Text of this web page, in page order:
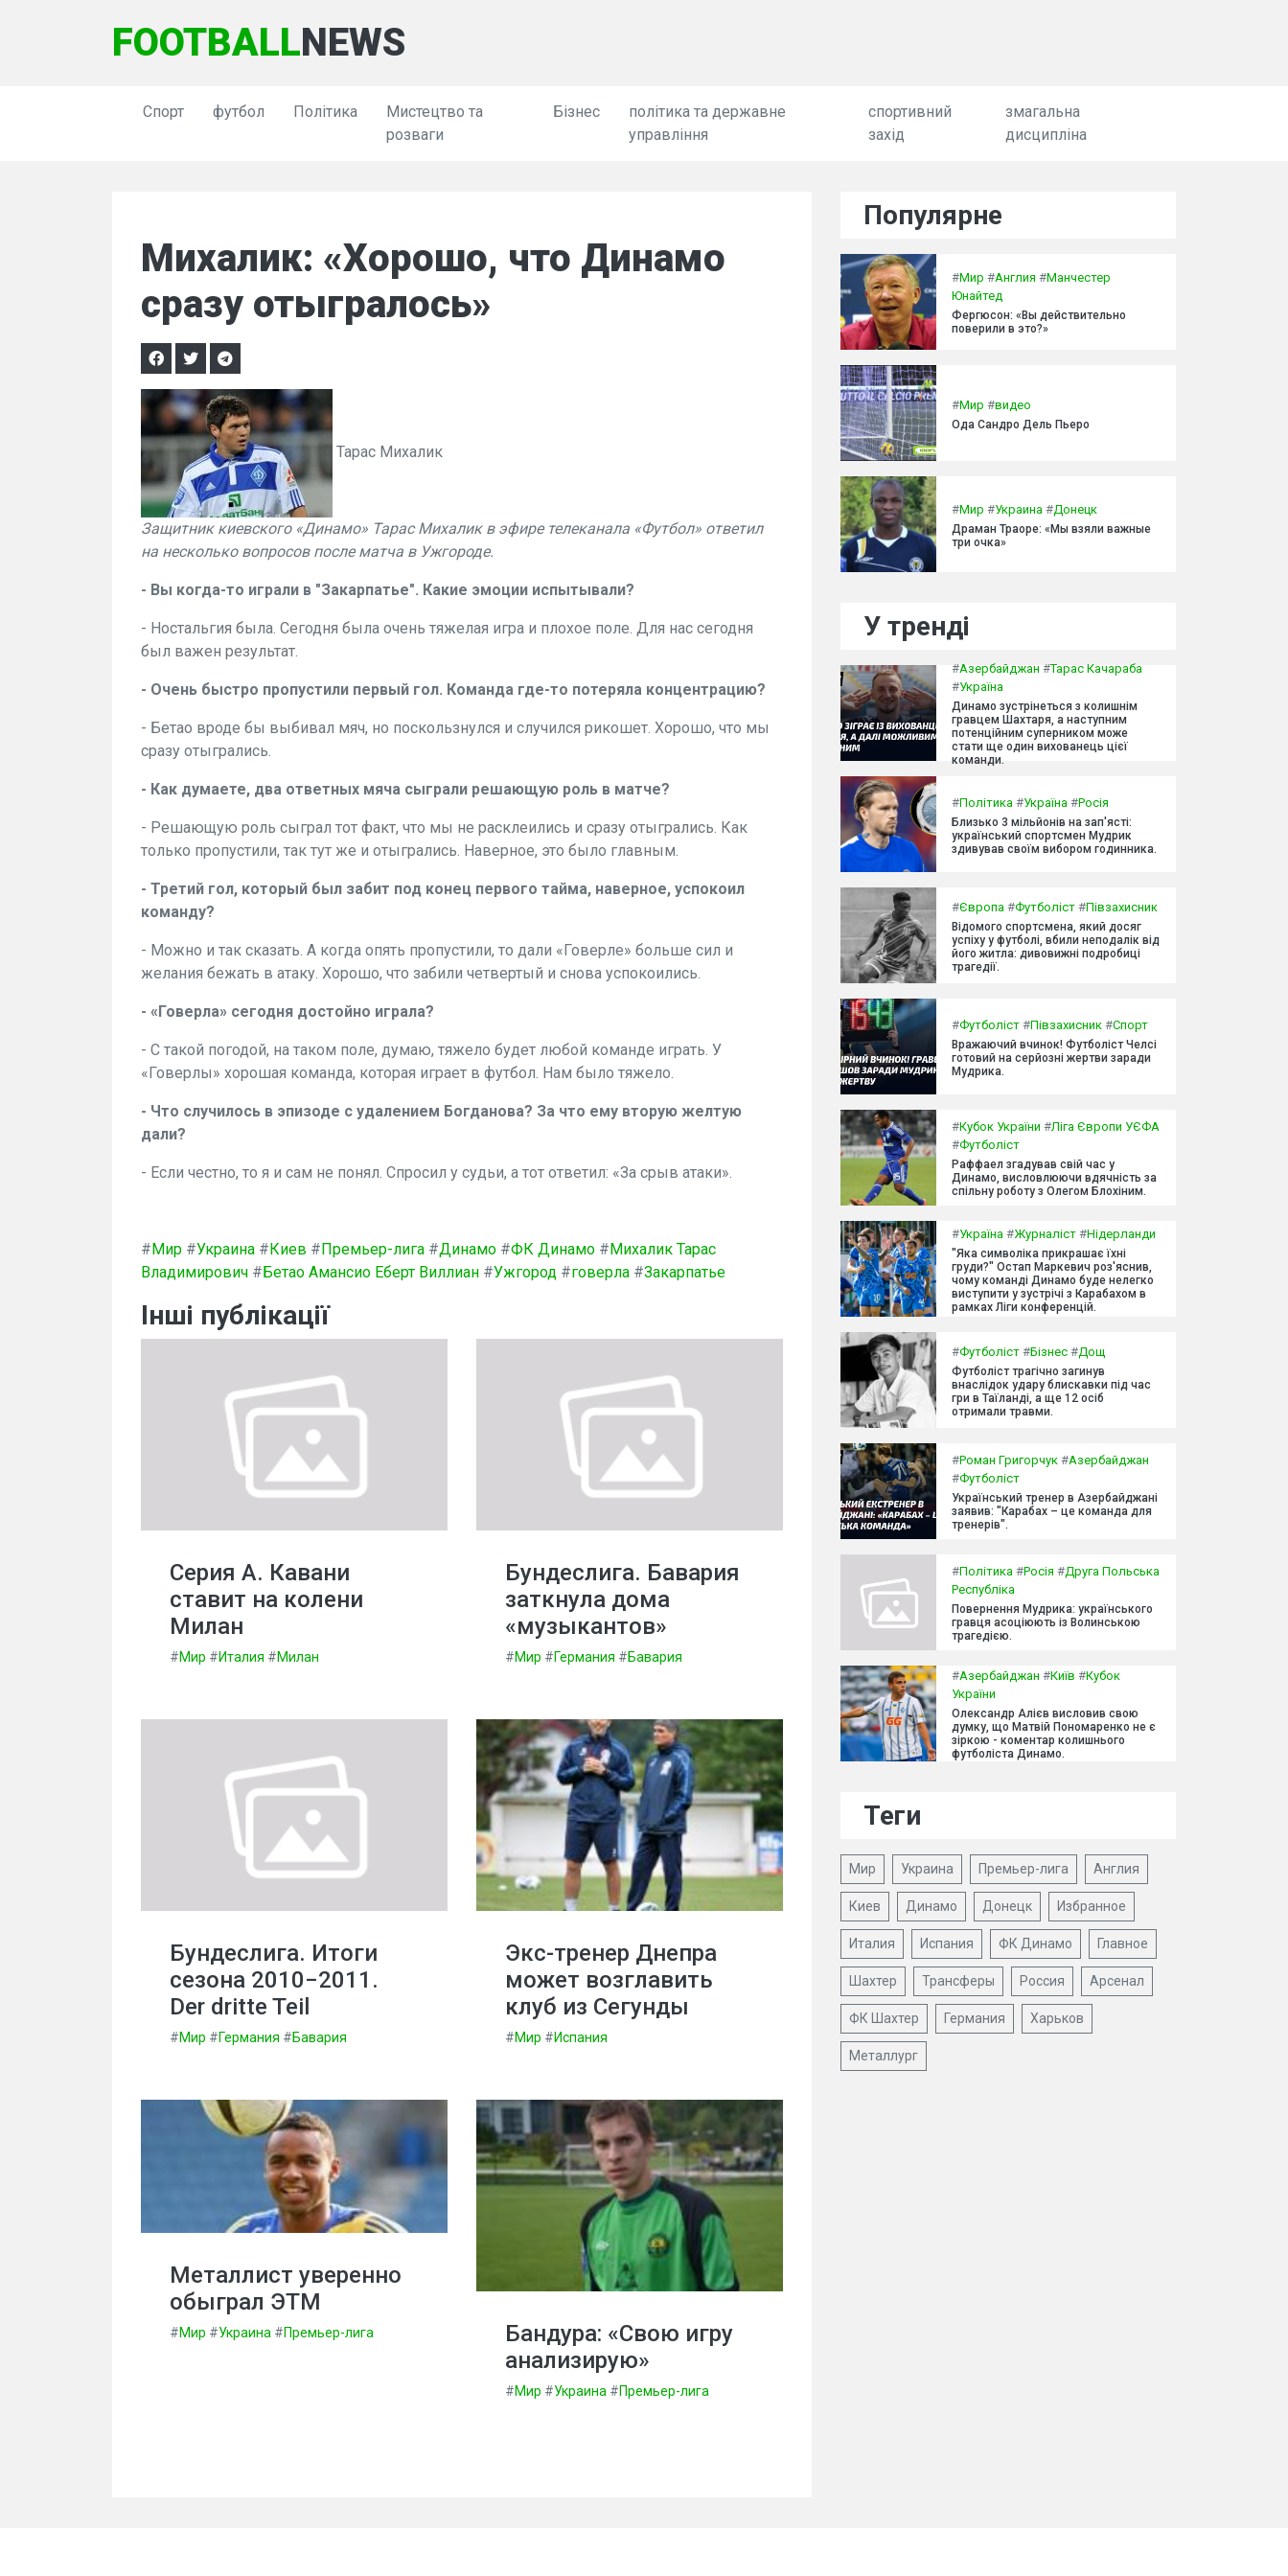
FOOTBALLNEWS
Спорт футбол Політика
Мистецтво та
розваги
Бізнес
політика та державне
управління
спортивний
захід
змагальна
дисципліна
Михалик: «Хорошо, что Динамо
сразу отыгралось»
Тарас Михалик
Защитник киевского «Динамо» Тарас Михалик в эфире телеканала «Футбол» ответил
на несколько вопросов после матча в Ужгороде.
- Вы когда-то играли в "Закарпатье". Какие эмоции испытывали?
- Ностальгия была. Сегодня была очень тяжелая игра и плохое поле. Для нас сегодня
был важен результат.
- Очень быстро пропустили первый гол. Команда где-то потеряла концентрацию?
- Бетао вроде бы выбивал мяч, но поскользнулся и случился рикошет. Хорошо, что мы
сразу отыгрались.
- Как думаете, два ответных мяча сыграли решающую роль в матче?
- Решающую роль сыграл тот факт, что мы не расклеились и сразу отыгрались. Как
только пропустили, так тут же и отыгрались. Наверное, это было главным.
- Третий гол, который был забит под конец первого тайма, наверное, успокоил
команду?
- Можно и так сказать. А когда опять пропустили, то дали «Говерле» больше сил и
желания бежать в атаку. Хорошо, что забили четвертый и снова успокоились.
- «Говерла» сегодня достойно играла?
- С такой погодой, на таком поле, думаю, тяжело будет любой команде играть. У
«Говерлы» хорошая команда, которая играет в футбол. Нам было тяжело.
- Что случилось в эпизоде с удалением Богданова? За что ему вторую желтую
дали?
- Если честно, то я и сам не понял. Спросил у судьи, а тот ответил: «За срыв атаки».
#Мир #Украина #Киев #Премьер-лига #Динамо #ФК Динамо #Михалик Тарас
Владимирович #Бетао Амансио Еберт Виллиан #Ужгород #говерла #Закарпатье
Інші публікації
Серия А. Кавани
ставит на колени
Милан
#Мир #Италия #Милан
Бундеслига. Бавария
заткнула дома
«музыкантов»
#Мир #Германия #Бавария
Бундеслига. Итоги
сезона 2010−2011.
Der dritte Teil
#Мир #Германия #Бавария
Экс-тренер Днепра
может возглавить
клуб из Сегунды
#Мир #Испания
Металлист уверенно
обыграл ЭТМ
#Мир #Украина #Премьер-лига
Бандура: «Свою игру
анализирую»
#Мир #Украина #Премьер-лига
Популярне
#Мир #Англия #Манчестер
Юнайтед
Фергюсон: «Вы действительно
поверили в это?»
#Мир #видео
Ода Сандро Дель Пьеро
#Мир #Украина #Донецк
Драман Траоре: «Мы взяли важные
три очка»
У тренді
#Азербайджан #Тарас Качараба
#Україна
Динамо зустрінеться з колишнім
гравцем Шахтаря, а наступним
потенційним суперником може
стати ще один вихованець цієї
команди.
#Політика #Україна #Росія
Близько 3 мільйонів на зап'ясті:
український спортсмен Мудрик
здивував своїм вибором годинника.
#Європа #Футболіст #Півзахисник
Відомого спортсмена, який досяг
успіху у футболі, вбили неподалік від
його житла: дивовижні подробиці
трагедії.
#Футболіст #Півзахисник #Спорт
Вражаючий вчинок! Футболіст Челсі
готовий на серйозні жертви заради
Мудрика.
#Кубок України #Ліга Європи УЄФА
#Футболіст
Раффаел згадував свій час у
Динамо, висловлюючи вдячність за
спільну роботу з Олегом Блохіним.
#Україна #Журналіст #Нідерланди
"Яка символіка прикрашає їхні
груди?" Остап Маркевич роз'яснив,
чому команді Динамо буде нелегко
виступити у зустрічі з Карабахом в
рамках Ліги конференцій.
#Футболіст #Бізнес #Дощ
Футболіст трагічно загинув
внаслідок удару блискавки під час
гри в Таїланді, а ще 12 осіб
отримали травми.
#Роман Григорчук #Азербайджан
#Футболіст
Український тренер в Азербайджані
заявив: "Карабах – це команда для
тренерів".
#Політика #Росія #Друга Польська
Республіка
Повернення Мудрика: українського
гравця асоціюють із Волинською
трагедією.
#Азербайджан #Київ #Кубок
України
Олександр Алієв висловив свою
думку, що Матвій Пономаренко не є
зіркою - коментар колишнього
футболіста Динамо.
Теги
Мир Украина Премьер-лига Англия
Киев Динамо Донецк Избранное
Италия Испания ФК Динамо Главное
Шахтер Трансферы Россия Арсенал
ФК Шахтер Германия Харьков
Металлург